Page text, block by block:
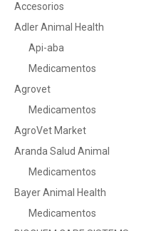
Accesorios
Adler Animal Health
Api-aba
Medicamentos
Agrovet
Medicamentos
AgroVet Market
Aranda Salud Animal
Medicamentos
Bayer Animal Health
Medicamentos